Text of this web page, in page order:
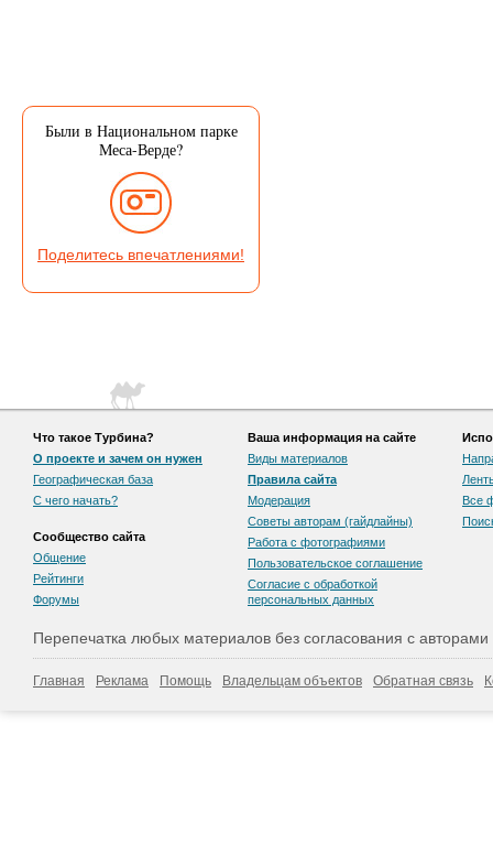
Были в Национальном парке
Меса-Верде?
Поделитесь впечатлениями!
Что такое Турбина?
О проекте и зачем он нужен
Географическая база
С чего начать?
Сообщество сайта
Общение
Рейтинги
Форумы
Ваша информация на сайте
Виды материалов
Правила сайта
Модерация
Советы авторам (гайдлайны)
Работа с фотографиями
Пользовательскоe соглашение
Согласие с обработкой
персональных данных
Все
Перепечатка любых материалов без согласования с
Главная Реклама Помощь Владельцам объектов Обратная связь